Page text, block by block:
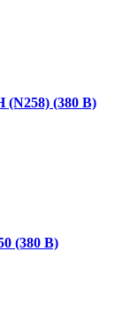
(N258) (380 В)
(380 В)